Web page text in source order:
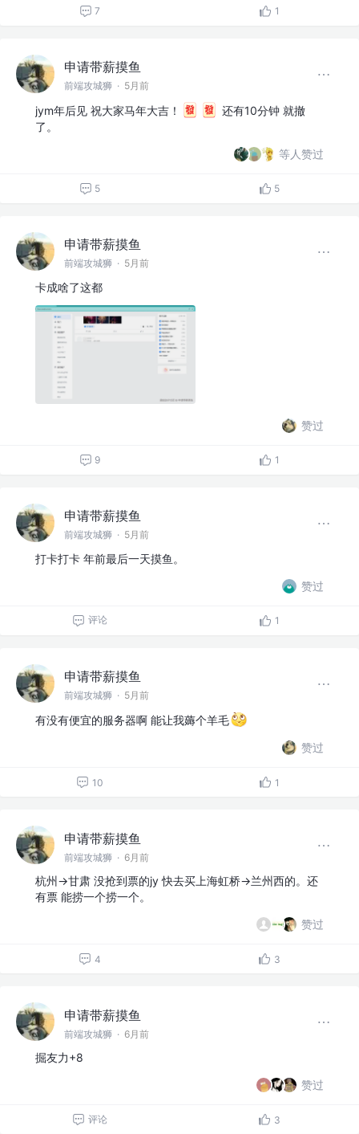
7 1
申请带薪摸鱼
前端攻城狮 · 5月前
jym年后见 祝大家马年大吉！
还有10分钟 就撤
了。
等人赞过
5 5
申请带薪摸鱼
前端攻城狮 · 5月前
卡成啥了这都
赞过
9 1
申请带薪摸鱼
前端攻城狮 · 5月前
打卡打卡 年前最后一天摸鱼。
赞过
评论 1
申请带薪摸鱼
前端攻城狮 · 5月前
有没有便宜的服务器啊 能让我薅个羊毛
赞过
10 1
申请带薪摸鱼
前端攻城狮 · 6月前
杭州->甘肃 没抢到票的jy 快去买上海虹桥->兰州西的。还
有票 能捞一个捞一个。
赞过
4 3
申请带薪摸鱼
前端攻城狮 · 6月前
掘友力+8
赞过
评论 3